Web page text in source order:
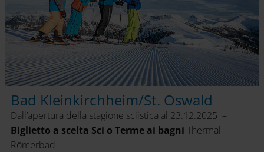
Bad Kleinkirchheim/St. Oswald
Dall’apertura della stagione sciistica al 23.12.2025 –
Biglietto a scelta Sci o Terme ai bagni Thermal
Römerbad